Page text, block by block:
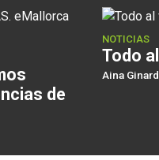
de
NOTICIAS
Todo
Aina Ginard